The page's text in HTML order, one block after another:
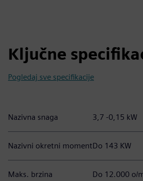
Ključne
Pogledaj sve specifikacije
Nazivna snaga 3,7 -0,15 kW
Nazivni okretni momentDo 143 KW
Maks. brzina Do 12.000 o/